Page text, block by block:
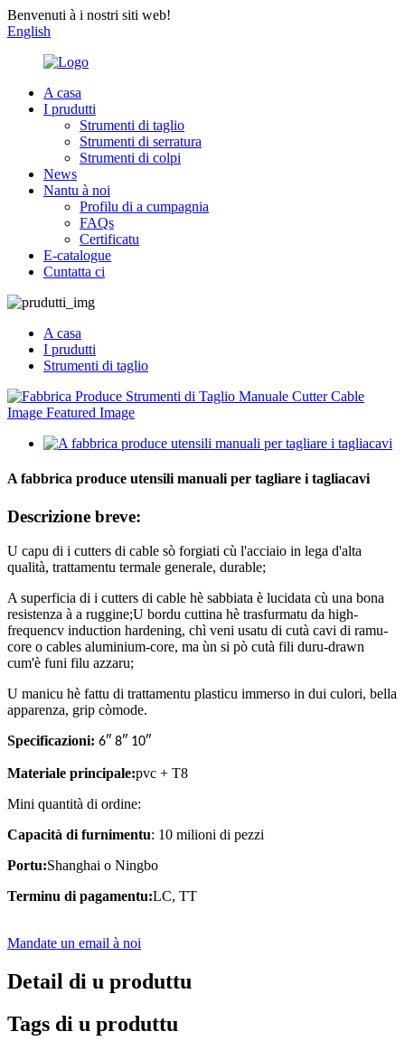
Benvenuti à i nostri siti web!
English
A casa
I prudutti
Strumenti di taglio
Strumenti di serratura
Strumenti di colpi
News
Nantu à noi
Profilu di a cumpagnia
FAQs
Certificatu
E-catalogue
Cuntatta ci
A casa
I prudutti
Strumenti di taglio
A fabbrica produce utensili manuali per tagliare i tagliacavi
Descrizione breve:
U capu di i cutters di cable sò forgiati cù l'acciaio in lega d'alta
qualità, trattamentu termale generale, durable;
A superficia di i cutters di cable hè sabbiata è lucidata cù una bona
resistenza à a ruggine;U bordu cuttina hè trasfurmatu da high-
frequencv induction hardening, chì veni usatu di cutà cavi di ramu-
core o cables aluminium-core, ma ùn si pò cutà fili duru-drawn
cum'è funi filu azzaru;
U manicu hè fattu di trattamentu plasticu immerso in dui culori, bella
apparenza, grip còmode.
Specificazioni: 6″ 8″ 10″
Materiale principale:pvc + T8
Mini quantità di ordine:
Capacità di furnimentu: 10 milioni di pezzi
Portu:Shanghai o Ningbo
Terminu di pagamentu:LC, TT
Mandate un email à noi
Detail di u produttu
Tags di u produttu